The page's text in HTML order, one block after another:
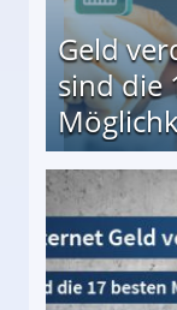
Geld
sind die
besten